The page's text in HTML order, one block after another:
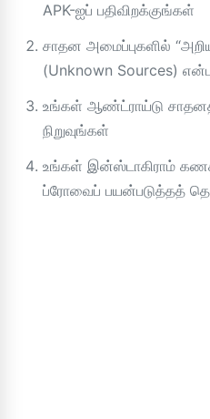
APK-ஐப் பதிவிறக்குங்கள்
சாதன அமைப்புகளில்
(Unknown Sources)
உங்கள் ஆண்ட்ராய்டு
நிறுவுங்கள்
உங்கள் இன்ஸ்டாகிராம்
ப்ரோவைப் பயன்படுத்தத்